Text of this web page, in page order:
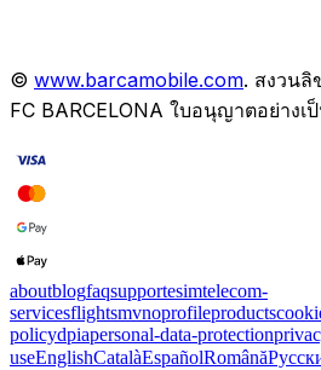
© www.barcamobile.com. สงวนลิ
FC BARCELONA ใบอนุญาตอย่างเ
aboutblogfaqsupportesimtelecom-
servicesflightsmvnoprofileproducts
policydpiapersonal-data-protection
useEnglishCatalàEspañolRomână